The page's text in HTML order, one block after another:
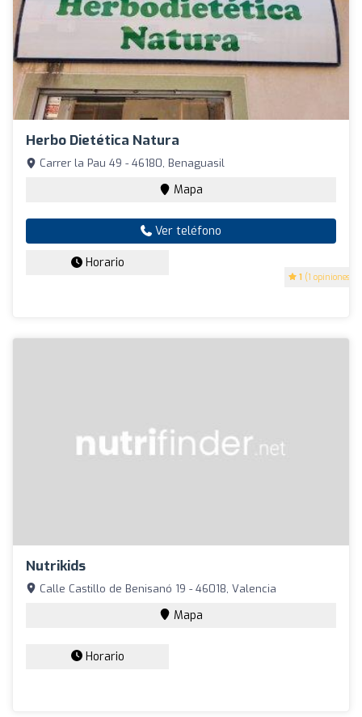
Herbo Dietética Natura
1 (1 opiniones)
Carrer la Pau 49 - 46180, Benaguasil
Mapa
Ver teléfono
Horario
Nutrikids
Calle Castillo de Benisanó 19 - 46018, Valencia
Mapa
Horario